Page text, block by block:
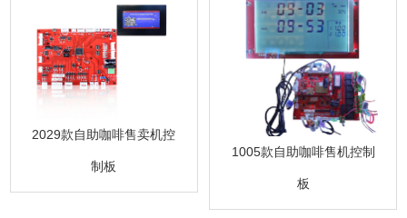
2029款自助咖啡售卖机控
制板
1005款自助咖啡售机控制
板